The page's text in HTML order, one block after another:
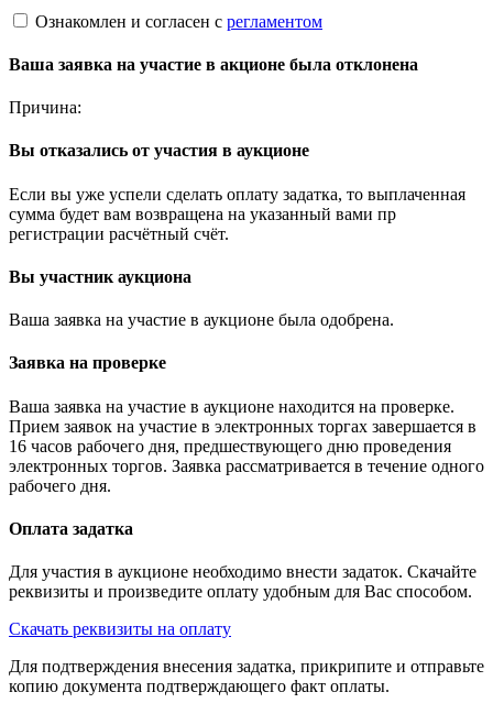
Ознакомлен и согласен с регламентом
Ваша заявка на участие в акционе была отклонена
Причина:
Вы отказались от участия в аукционе
Если вы уже успели сделать оплату задатка, то выплаченная
сумма будет вам возвращена на указанный вами пр
регистрации расчётный счёт.
Вы участник аукциона
Ваша заявка на участие в аукционе была одобрена.
Заявка на проверке
Ваша заявка на участие в аукционе находится на проверке.
Прием заявок на участие в электронных торгах завершается в
16 часов рабочего дня, предшествующего дню проведения
электронных торгов. Заявка рассматривается в течение одного
рабочего дня.
Оплата задатка
Для участия в аукционе необходимо внести задаток. Скачайте
реквизиты и произведите оплату удобным для Вас способом.
Скачать реквизиты на оплату
Для подтверждения внесения задатка, прикрипите и отправьте
копию документа подтверждающего факт оплаты.